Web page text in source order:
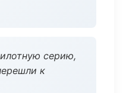
серию,
к